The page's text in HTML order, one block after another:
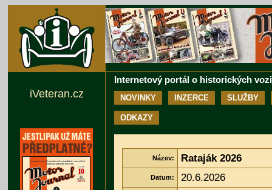
Internetový portál o historických
NOVINKY INZERCE SLUŽBY
ODKAZY
Název: Rataják 2026
Datum: 20.6.2026
iVeteran.cz